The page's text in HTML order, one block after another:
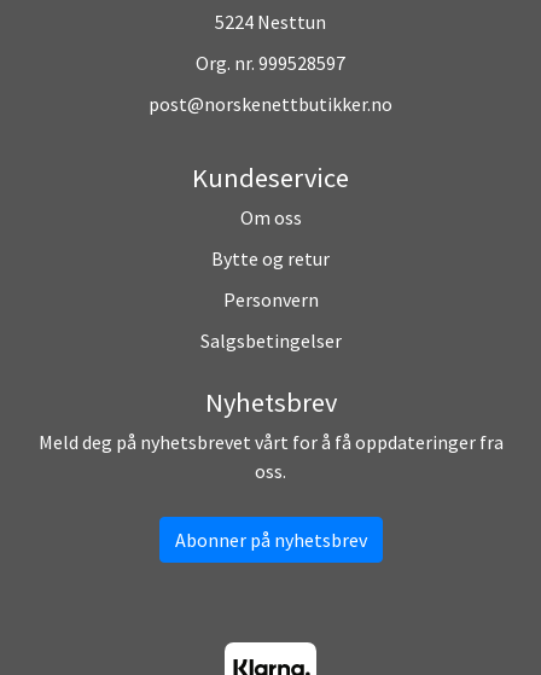
5224 Nesttun
Org. nr. 999528597
post@norskenettbutikker.no
Kundeservice
Om oss
Bytte og retur
Personvern
Salgsbetingelser
Nyhetsbrev
Meld deg på nyhetsbrevet vårt for å få oppdateringer fra
oss.
Abonner på nyhetsbrev